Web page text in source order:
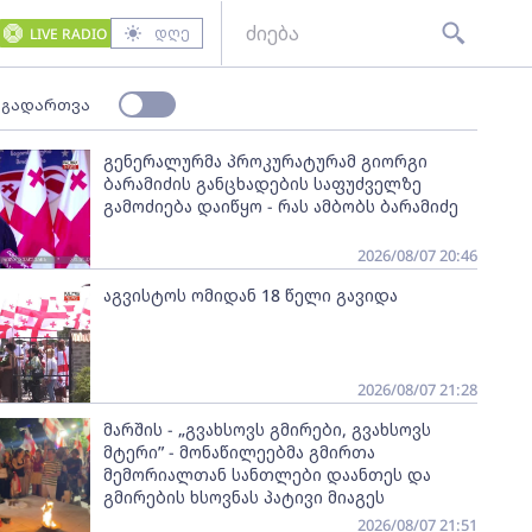
LIVE RADIO დღე
გენერალურმა პროკურატურამ გიორგი
ბარამიძის განცხადების საფუძველზე
გამოძიება დაიწყო - რას ამბობს ბარამიძე
2026/08/07 20:46
აგვისტოს ომიდან 18 წელი გავიდა
2026/08/07 21:28
მარშის - „გვახსოვს გმირები, გვახსოვს
მტერი” - მონაწილეებმა გმირთა
მემორიალთან სანთლები დაანთეს და
გმირების ხსოვნას პატივი მიაგეს
2026/08/07 21:51